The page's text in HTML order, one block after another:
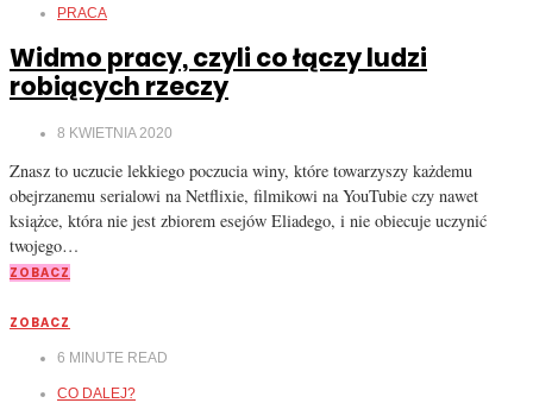
PRACA
Widmo pracy, czyli co łączy ludzi
robiących rzeczy
8 KWIETNIA 2020
Znasz to uczucie lekkiego poczucia winy, które towarzyszy każdemu
obejrzanemu serialowi na Netflixie, filmikowi na YouTubie czy nawet
książce, która nie jest zbiorem esejów Eliadego, i nie obiecuje uczynić
twojego…
ZOBACZ
ZOBACZ
6 MINUTE READ
CO DALEJ?